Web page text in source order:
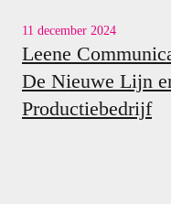
11 december 2024
Leene
De Nieuwe Lijn
Productiebedrijf